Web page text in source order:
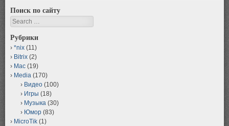
Поиск по сайту
Search
Рубрики
*nix (11)
Bitrix (2)
Mac (19)
Media (170)
Видео (100)
Игры (18)
Музыка (30)
Юмор (83)
MicroTik (1)